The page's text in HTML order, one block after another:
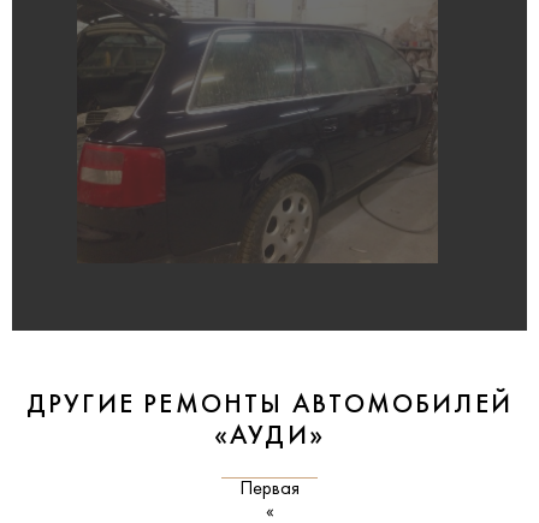
ДРУГИЕ РЕМОНТЫ АВТОМОБИЛЕЙ
«АУДИ»
Первая
«